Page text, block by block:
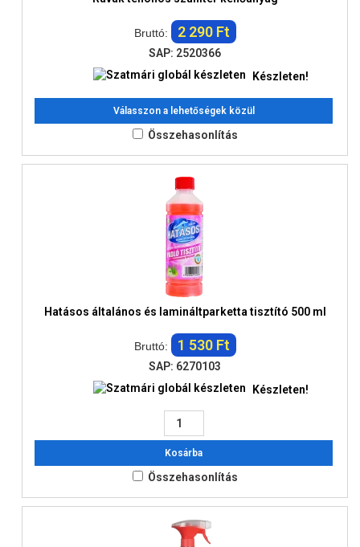
Bruttó: 2 290 Ft
SAP: 2520366
Készleten!
Válasszon a lehetőségek közül
Összehasonlítás
Hatásos általános és lamináltparketta tisztító 500 ml
Bruttó: 1 530 Ft
SAP: 6270103
Készleten!
Kosárba
Összehasonlítás